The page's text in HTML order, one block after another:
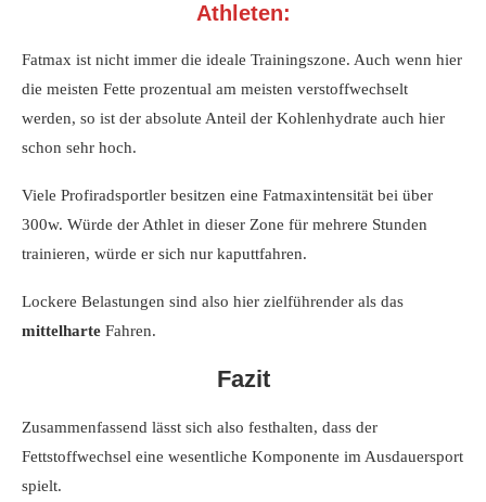
Athleten:
Fatmax ist nicht immer die ideale Trainingszone. Auch wenn hier
die meisten Fette prozentual am meisten verstoffwechselt
werden, so ist der absolute Anteil der Kohlenhydrate auch hier
schon sehr hoch.
Viele Profiradsportler besitzen eine Fatmaxintensität bei über
300w. Würde der Athlet in dieser Zone für mehrere Stunden
trainieren, würde er sich nur kaputtfahren.
Lockere Belastungen sind also hier zielführender als das
mittelharte Fahren.
Fazit
Zusammenfassend lässt sich also festhalten, dass der
Fettstoffwechsel eine wesentliche Komponente im Ausdauersport
spielt.